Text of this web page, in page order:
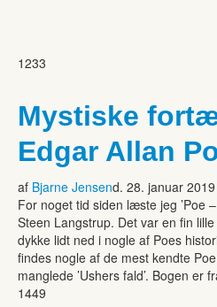
1233
Mystiske
Edgar Allan
af Bjarne Jensend. 28. januar 2019
For noget tid siden læste jeg ’Poe
Steen Langstrup. Det var en fin
dykke lidt ned i nogle af Poes
findes nogle af de mest kendte
manglede ’Ushers fald’. Bogen er
1449